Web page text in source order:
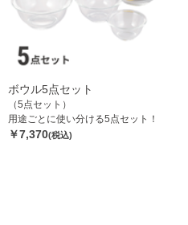
ボウル5点セット
（5点セット）
用途ごとに使い分ける5点セット！
￥7,370(税込)